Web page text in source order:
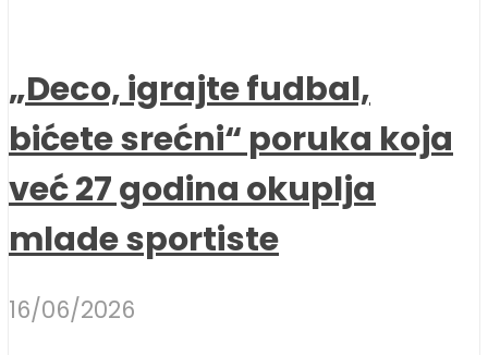
„Deco, igrajte fudbal,
bićete srećni“ poruka koja
već 27 godina okuplja
mlade sportiste
16/06/2026